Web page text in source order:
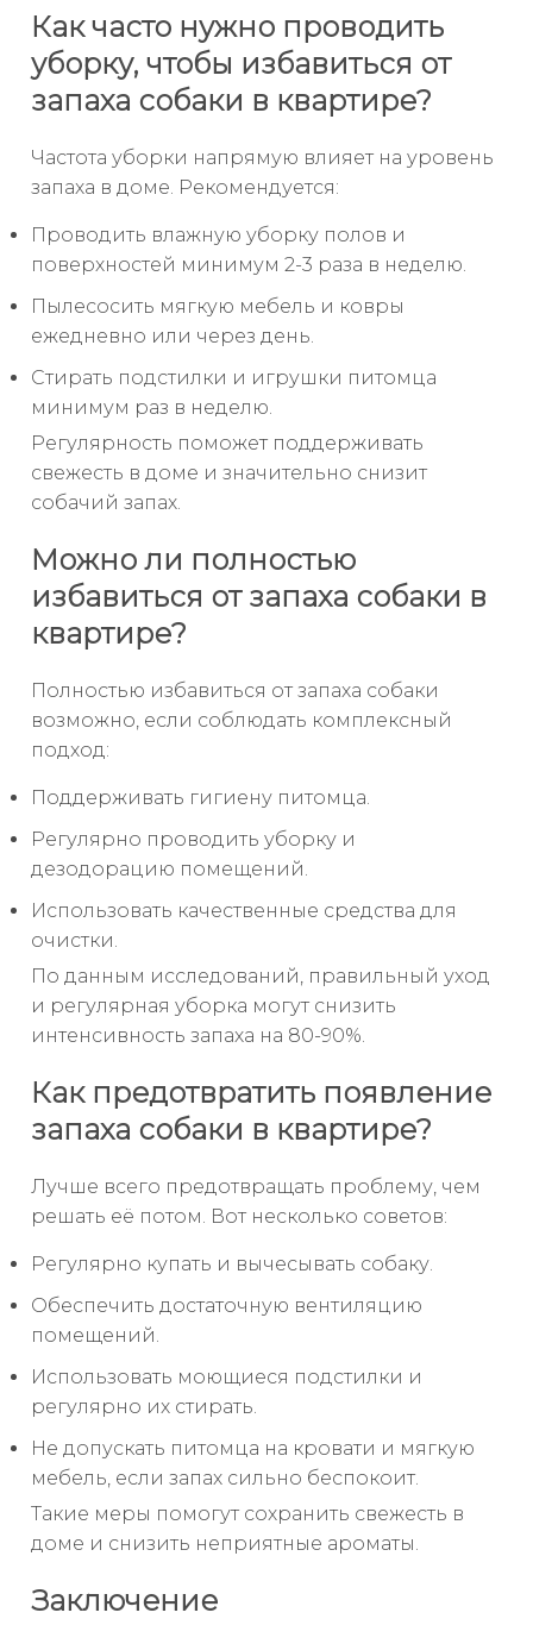
Как часто нужно проводить
уборку, чтобы избавиться от
запаха собаки в квартире?
Частота уборки напрямую влияет на уровень
запаха в доме. Рекомендуется:
Проводить влажную уборку полов и
поверхностей минимум 2-3 раза в неделю.
Пылесосить мягкую мебель и ковры
ежедневно или через день.
Стирать подстилки и игрушки питомца
минимум раз в неделю.
Регулярность поможет поддерживать
свежесть в доме и значительно снизит
собачий запах.
Можно ли полностью
избавиться от запаха собаки в
квартире?
Полностью избавиться от запаха собаки
возможно, если соблюдать комплексный
подход:
Поддерживать гигиену питомца.
Регулярно проводить уборку и
дезодорацию помещений.
Использовать качественные средства для
очистки.
По данным исследований, правильный уход
и регулярная уборка могут снизить
интенсивность запаха на 80-90%.
Как предотвратить появление
запаха собаки в квартире?
Лучше всего предотвращать проблему, чем
решать её потом. Вот несколько советов:
Регулярно купать и вычесывать собаку.
Обеспечить достаточную вентиляцию
помещений.
Использовать моющиеся подстилки и
регулярно их стирать.
Не допускать питомца на кровати и мягкую
мебель, если запах сильно беспокоит.
Такие меры помогут сохранить свежесть в
доме и снизить неприятные ароматы.
Заключение